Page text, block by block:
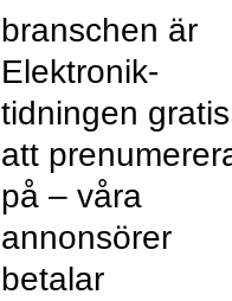
branschen är
Elektronik­
tidningen gratis
att
på – våra
annonsörer
betalar